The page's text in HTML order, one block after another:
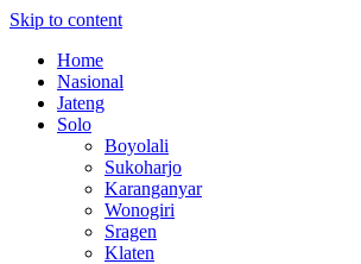
Skip to content
Home
Nasional
Jateng
Solo
Boyolali
Sukoharjo
Karanganyar
Wonogiri
Sragen
Klaten